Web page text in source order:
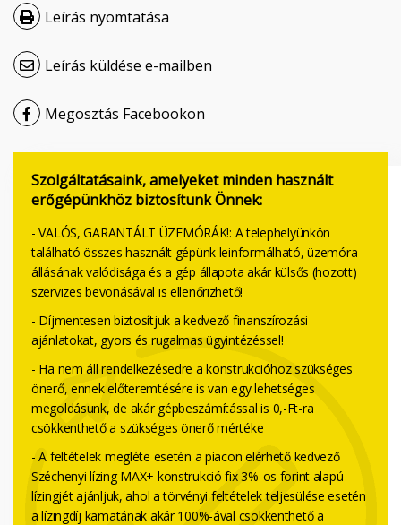
Leírás nyomtatása
Leírás küldése e-mailben
Megosztás Facebookon
Szolgáltatásaink, amelyeket minden használt
erőgépünkhöz biztosítunk Önnek:
- VALÓS, GARANTÁLT ÜZEMÓRÁK!: A telephelyünkön
található összes használt gépünk leinformálható, üzemóra
állásának valódisága és a gép állapota akár külsős (hozott)
szervizes bevonásával is ellenőrizhető!
- Díjmentesen biztosítjuk a kedvező finanszírozási
ajánlatokat, gyors és rugalmas ügyintézéssel!
- Ha nem áll rendelkezésedre a konstrukcióhoz szükséges
önerő, ennek előteremtésére is van egy lehetséges
megoldásunk, de akár gépbeszámítással is 0,-Ft-ra
csökkenthető a szükséges önerő mértéke
- A feltételek megléte esetén a piacon elérhető kedvező
Széchenyi lízing MAX+ konstrukció fix 3%-os forint alapú
lízingjét ajánljuk, ahol a törvényi feltételek teljesülése esetén
a lízingdíj kamatának akár 100%-ával csökkenthető a